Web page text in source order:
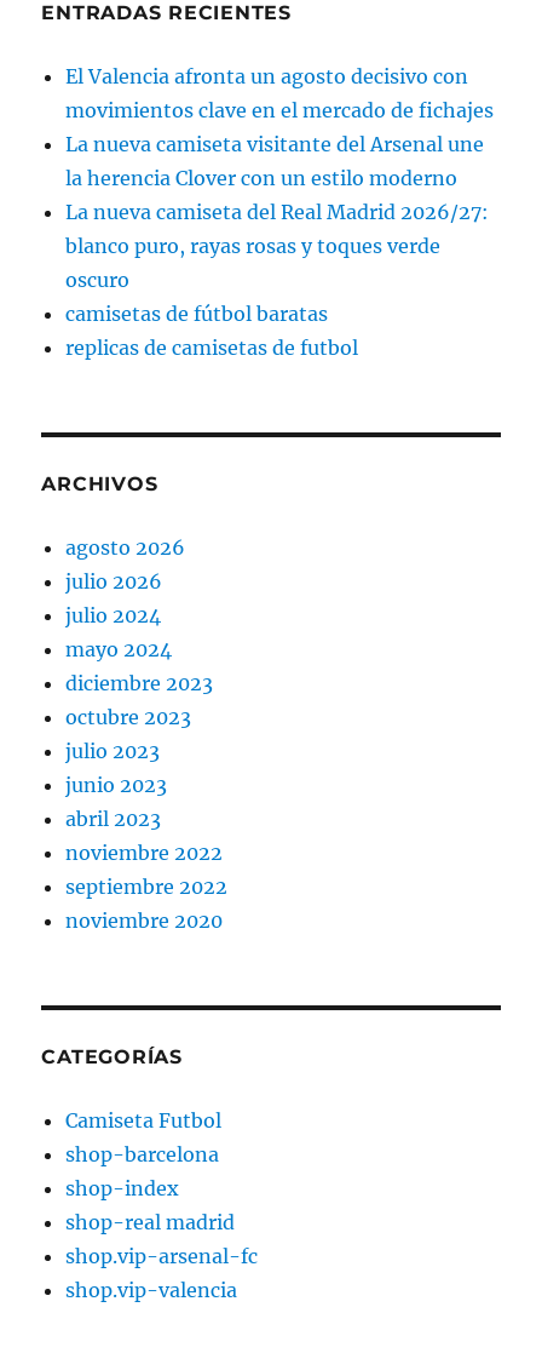
ENTRADAS RECIENTES
El Valencia afronta un agosto decisivo con
movimientos clave en el mercado de fichajes
La nueva camiseta visitante del Arsenal une
la herencia Clover con un estilo moderno
La nueva camiseta del Real Madrid 2026/27:
blanco puro, rayas rosas y toques verde
oscuro
camisetas de fútbol baratas
replicas de camisetas de futbol
ARCHIVOS
agosto 2026
julio 2026
julio 2024
mayo 2024
diciembre 2023
octubre 2023
julio 2023
junio 2023
abril 2023
noviembre 2022
septiembre 2022
noviembre 2020
CATEGORÍAS
Camiseta Futbol
shop-barcelona
shop-index
shop-real madrid
shop.vip-arsenal-fc
shop.vip-valencia